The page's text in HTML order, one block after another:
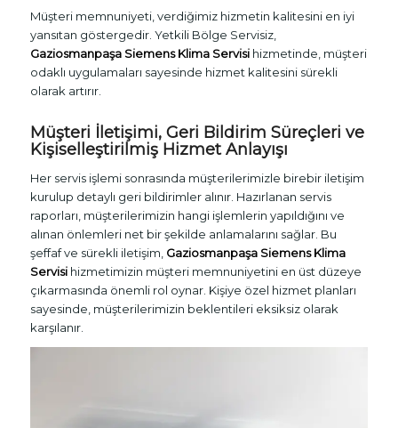
Müşteri memnuniyeti, verdiğimiz hizmetin kalitesini en iyi
yansıtan göstergedir. Yetkili Bölge Servisiz,
Gaziosmanpaşa Siemens Klima Servisihizmetinde, müşteri
odaklı uygulamaları sayesinde hizmet kalitesini sürekli
olarak artırır.
Müşteri İletişimi, Geri Bildirim Süreçleri ve
Kişiselleştirilmiş Hizmet Anlayışı
Her servis işlemi sonrasında müşterilerimizle birebir iletişim
kurulup detaylı geri bildirimler alınır. Hazırlanan servis
raporları, müşterilerimizin hangi işlemlerin yapıldığını ve
alınan önlemleri net bir şekilde anlamalarını sağlar. Bu
şeffaf ve sürekli iletişim, Gaziosmanpaşa Siemens Klima
Servisihizmetimizin müşteri memnuniyetini en üst düzeye
çıkarmasında önemli rol oynar. Kişiye özel hizmet planları
sayesinde, müşterilerimizin beklentileri eksiksiz olarak
karşılanır.